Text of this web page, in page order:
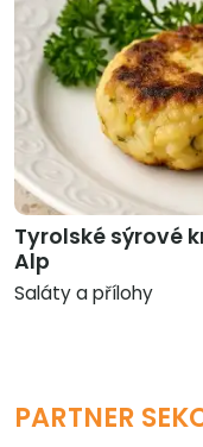
Tyrolské sýrové
Alp
Saláty a přílohy
PARTNER